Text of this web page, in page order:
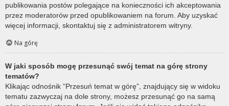
publikowania postów polegające na konieczności ich akceptowania
przez moderatorów przed opublikowaniem na forum. Aby uzyskać
więcej informacji, skontaktuj się z administratorem witryny.
Na górę
W jaki sposób mogę przesunąć swój temat na górę strony
tematów?
Klikając odnośnik “Przesuń temat w górę”, znajdujący się w widoku
tematu zazwyczaj na dole strony, możesz przesunąć go na samą